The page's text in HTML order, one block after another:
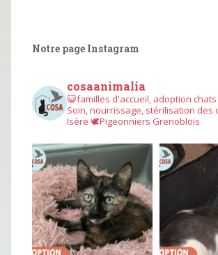
Notre page Instagram
cosaanimalia
😺familles d'accueil, adoption
Soin, nourrissage, stérilisation des
Isère 🕊︎Pigeonniers Grenoblois